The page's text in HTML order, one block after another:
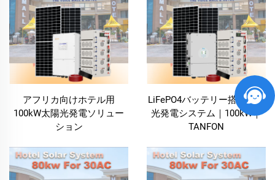
的かつコスト効率の高いエネルギー解決策を提供しま
す。太陽光から無料の電気を発電できるため、ホテル
は電気料金を大幅に削減し、従来の送配電網への依存
度を低減できます。太陽エネルギーは持続可能なエネ
ルギー源であり、特に空調、照明、暖房などエネルギ
ー消費量の大きい設備において、長期間にわたって大
きな節約効果をもたらします。運用コストの低減によ
り、ホテル用太陽光発電システムはホテルの最終利益
（純利益）を向上させ、長期的な財務的安定性を確保
します。
アフリカ向けホテル用
100kW太陽光発電ソリュー
ション
LiFePO4バッテリー搭載太陽
光発電システム｜100kW｜
TANFON